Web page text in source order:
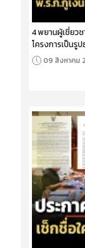
4 พยานผู้เชี่ยว
โครงการเป็นรู
09 สิงหาคม